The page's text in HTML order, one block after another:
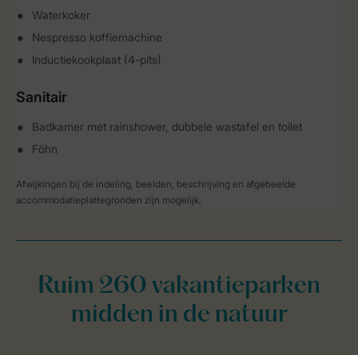
Waterkoker
Nespresso koffiemachine
Inductiekookplaat (4-pits)
Sanitair
Badkamer met rainshower, dubbele wastafel en toilet
Föhn
Afwijkingen bij de indeling, beelden, beschrijving en afgebeelde
accommodatieplattegronden zijn mogelijk.
Ruim 260 vakantieparken
midden in de natuur